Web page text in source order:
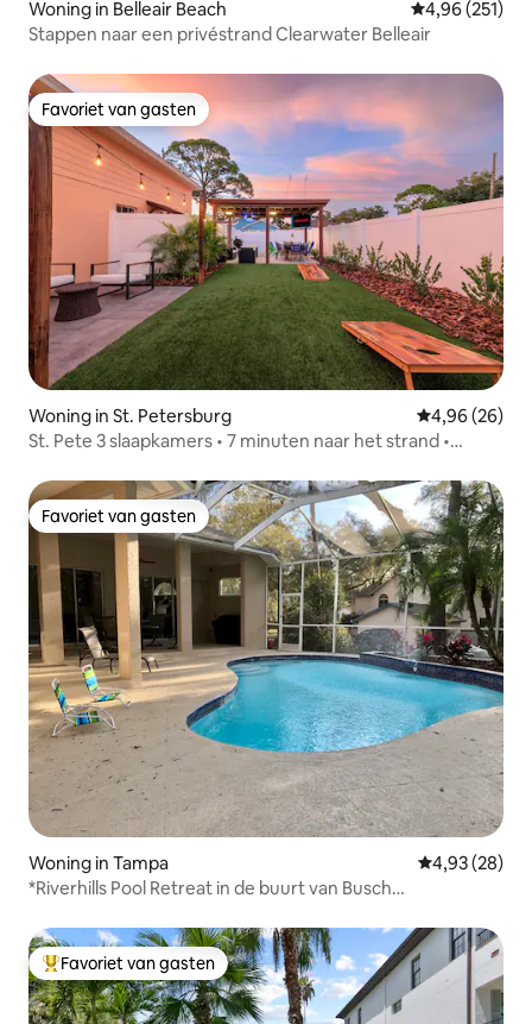
Woning in Belleair Beach Gemiddelde
4,96 (251)
Stappen naar een privéstrand Clearwater Belleair
Favoriet van gasten
Favoriet van gasten
Woning in St. Petersburg Gemiddelde
4,96 (26)
St. Pete 3 slaapkamers • 7 minuten naar het strand •
Favoriet van gasten
Favoriet van gasten
Woning in Tampa Gemiddelde
4,93 (28)
*Riverhills Pool Retreat in de buurt van Busch
Topfavoriet van gasten
Favoriet van gasten